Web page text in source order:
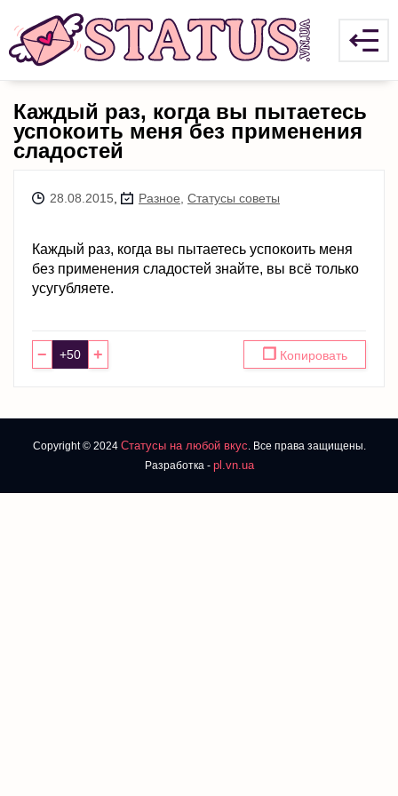
Каждый раз, когда вы пытаетесь
успокоить меня без применения
сладостей
28.08.2015 Разное Статусы советы
Каждый раз, когда вы пытаетесь успокоить меня
без применения сладостей знайте, вы всё только
усугубляете.
− + ❐ Копировать
Copyright © 2024 Статусы на любой вкус. Все права защищены.
Разработка - pl.vn.ua